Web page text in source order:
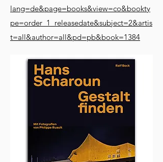
lang=de&page=books&view=co&bookty
pe=order_1_releasedate&subject=2&artis
t=all&author=all&pd=pb&book=1384